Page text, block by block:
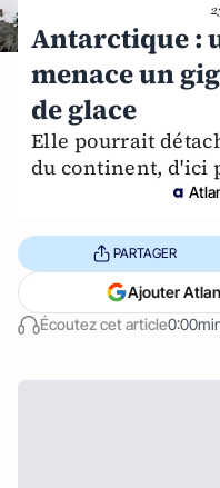
Antarctique :
menace un
de glace
Elle pourrait
du continent, d'ici
Écoutez cet article
PARTAGER
Ajouter